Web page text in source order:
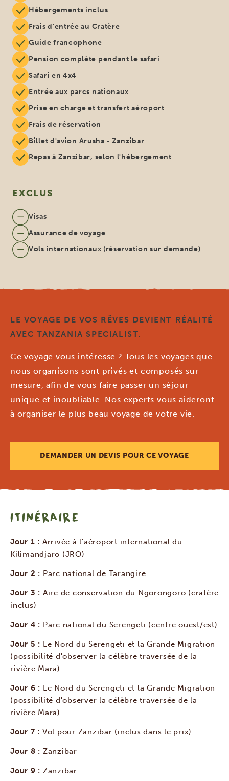
Hébergements inclus
Frais d'entrée au Cratère
Guide francophone
Pension complète pendant le safari
Safari en 4x4
Entrée aux parcs nationaux
Prise en charge et transfert aéroport
Frais de réservation
Billet d'avion Arusha - Zanzibar
Repas à Zanzibar, selon l'hébergement
EXCLUS
Visas
Assurance de voyage
Vols internationaux (réservation sur demande)
LE VOYAGE DE VOS RÊVES DEVIENT RÉALITÉ
AVEC TANZANIA SPECIALIST.
Ce voyage vous intéresse ? Tous les voyages que
nous organisons sont privés et composés sur
mesure, afin de vous faire passer un séjour
unique et inoubliable. Nos experts vous aideront
à organiser le plus beau voyage de votre vie.
DEMANDER UN DEVIS POUR CE VOYAGE
ITINÉRAIRE
Jour 1 : Arrivée à l'aéroport international du
Kilimandjaro (JRO)
Jour 2 : Parc national de Tarangire
Jour 3 : Aire de conservation du Ngorongoro (cratère
inclus)
Jour 4 : Parc national du Serengeti (centre ouest/est)
Jour 5 : Le Nord du Serengeti et la Grande Migration
(possibilité d'observer la célèbre traversée de la
rivière Mara)
Jour 6 : Le Nord du Serengeti et la Grande Migration
(possibilité d'observer la célèbre traversée de la
rivière Mara)
Jour 7 : Vol pour Zanzibar (inclus dans le prix)
Jour 8 : Zanzibar
Jour 9 : Zanzibar